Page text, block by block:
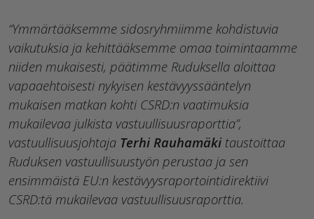
“Ymmärtääksemme sidosryhmiimme kohdistuvia
vaikutuksia ja kehittääksemme omaa toimintaamme
niiden mukaisesti, päätimme Ruduksella aloittaa
vapaaehtoisesti nykyisen kestävyyssääntelyn
mukaisen matkan kohti CSRD:n vaatimuksia
mukailevaa julkista vastuullisuusraporttia”,
vastuullisuusjohtaja Terhi Rauhamäkitaustoittaa
Ruduksen vastuullisuustyön perustaa ja sen
ensimmäistä EU:n kestävyysraportointidirektiivi
CSRD:tä mukailevaa vastuullisuusraporttia.